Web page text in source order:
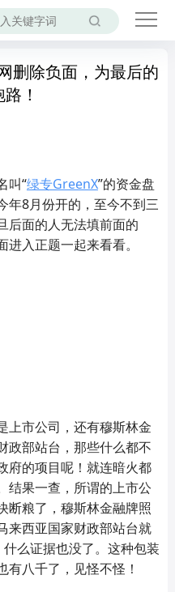
删除负面，为最后的
！
叫“绿专GreenX”的资金盘
年8月份开的，至今不到三
后面的人无法填前面的
入正题一起来看看。
上市公司，还有穆斯林金
政部站台，那些什么都不
府的项目呢！就连暗火都
结果一查，所谓的上市公
断粮了，穆斯林金融牌照
来西亚国家财政部站台就
么证据也没了。这种包装
有八千了，见怪不怪！